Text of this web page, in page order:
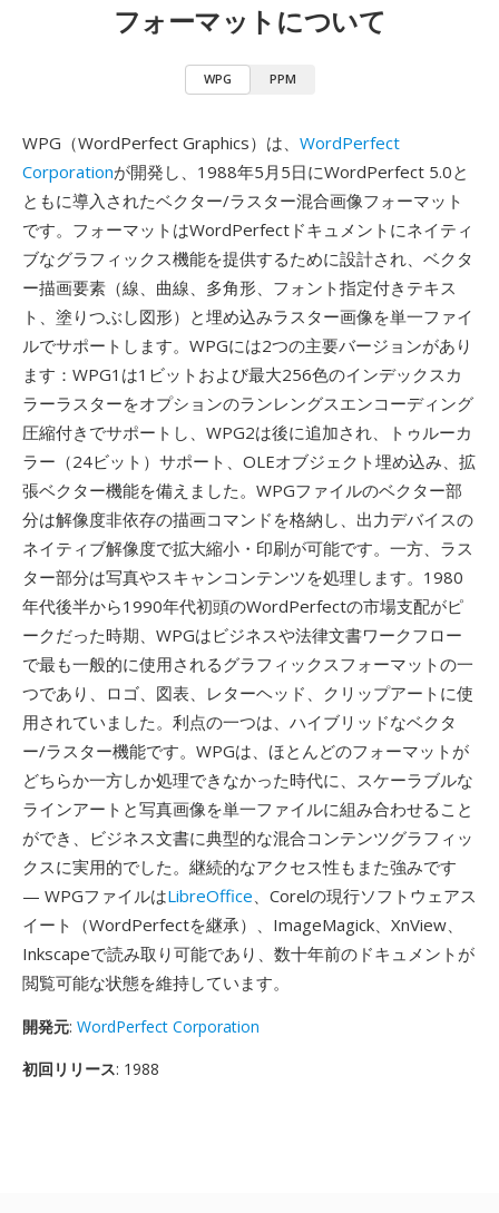
フォーマットについて
WPG PPM
WPG（WordPerfect Graphics）は、 WordPerfect
Corporationが開発し、1988年5月5日にWordPerfect 5.0と
ともに導入されたベクター/ラスター混合画像フォーマット
です。フォーマットはWordPerfectドキュメントにネイティ
ブなグラフィックス機能を提供するために設計され、ベクタ
ー描画要素（線、曲線、多角形、フォント指定付きテキス
ト、塗りつぶし図形）と埋め込みラスター画像を単一ファイ
ルでサポートします。WPGには2つの主要バージョンがあり
ます：WPG1は1ビットおよび最大256色のインデックスカ
ラーラスターをオプションのランレングスエンコーディング
圧縮付きでサポートし、WPG2は後に追加され、トゥルーカ
ラー（24ビット）サポート、OLEオブジェクト埋め込み、拡
張ベクター機能を備えました。WPGファイルのベクター部
分は解像度非依存の描画コマンドを格納し、出力デバイスの
ネイティブ解像度で拡大縮小・印刷が可能です。一方、ラス
ター部分は写真やスキャンコンテンツを処理します。1980
年代後半から1990年代初頭のWordPerfectの市場支配がピ
ークだった時期、WPGはビジネスや法律文書ワークフロー
で最も一般的に使用されるグラフィックスフォーマットの一
つであり、ロゴ、図表、レターヘッド、クリップアートに使
用されていました。利点の一つは、ハイブリッドなベクタ
ー/ラスター機能です。WPGは、ほとんどのフォーマットが
どちらか一方しか処理できなかった時代に、スケーラブルな
ラインアートと写真画像を単一ファイルに組み合わせること
ができ、ビジネス文書に典型的な混合コンテンツグラフィッ
クスに実用的でした。継続的なアクセス性もまた強みです
— WPGファイルはLibreOffice、Corelの現行ソフトウェアス
イート（WordPerfectを継承）、ImageMagick、XnView、
Inkscapeで読み取り可能であり、数十年前のドキュメントが
閲覧可能な状態を維持しています。
開発元: WordPerfect Corporation
初回リリース: 1988